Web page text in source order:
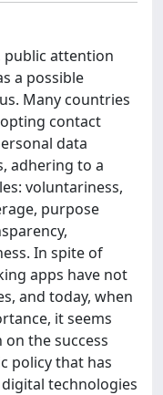
public attention
a possible
Many countries
contact
data
adhering to a
voluntariness,
purpose
In spite of
apps have not
and today, when
it seems
the success
policy that has
technologies